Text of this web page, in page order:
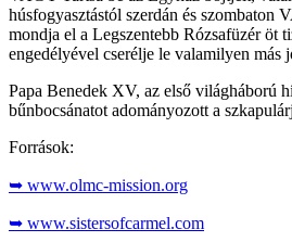
húsfogyasztástól szerdán és szombaton
mondja el a Legszentebb Rózsafüzér öt
engedélyével cserélje le valamilyen más
Papa Benedek XV, az első világháború
bűnbocsánatot adományozott a
Források:
➥ www.olmc-mission.org
➥ www.sistersofcarmel.com